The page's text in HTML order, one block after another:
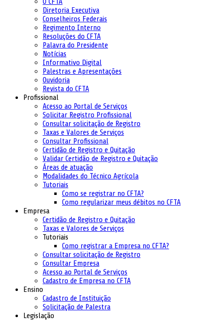
Diretoria Executiva
Conselheiros Federais
Regimento Interno
Resoluções do CFTA
Palavra do Presidente
Notícias
Informativo Digital
Palestras e Apresentações
Ouvidoria
Revista do CFTA
Profissional
Acesso ao Portal de Serviços
Solicitar Registro Profissional
Consultar solicitação de Registro
Taxas e Valores de Serviços
Consultar Profissional
Certidão de Registro e Quitação
Validar Certidão de Registro e Quitação
Áreas de atuação
Modalidades do Técnico Agrícola
Tutoriais
Como se registrar no CFTA?
Como regularizar meus débitos no CFTA
Empresa
Certidão de Registro e Quitação
Taxas e Valores de Serviços
Tutoriais
Como registrar a Empresa no CFTA?
Consultar solicitação de Registro
Consultar Empresa
Acesso ao Portal de Serviços
Cadastro de Empresa no CFTA
Ensino
Cadastro de Instituição
Solicitação de Palestra
Legislação